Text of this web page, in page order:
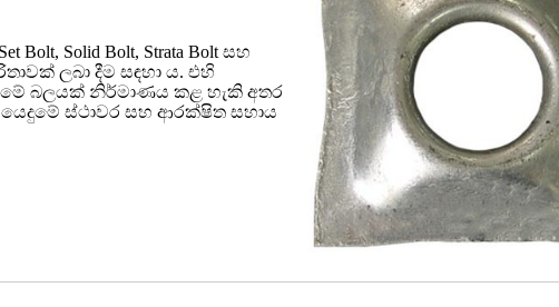
Solid Bolt, Strata Bolt සහ
ලබා දීම සඳහා ය. එහි
බලයක් නිර්මාණය කළ හැකි අතර
ස්ථාවර සහ ආරක්ෂිත සහාය